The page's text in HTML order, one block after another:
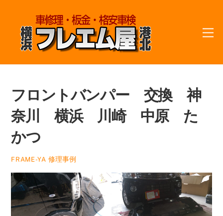
content
フロントバンパー 交換 神
奈川 横浜 川崎 中原 た
かつ
FRAME-YA 修理事例